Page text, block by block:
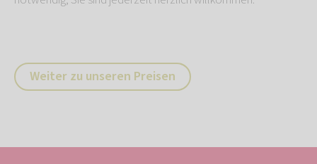
Weiter zu unseren Preisen